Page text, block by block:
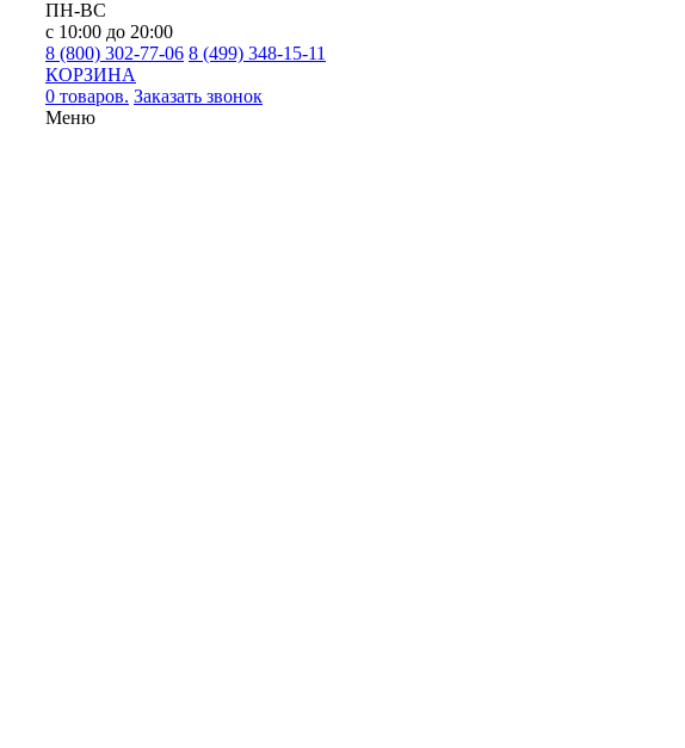
ПН-ВС
с 10:00 до 20:00
8 (800) 302-77-06 8 (499) 348-15-11
КОРЗИНА
0 товаров. Заказать звонок
Меню